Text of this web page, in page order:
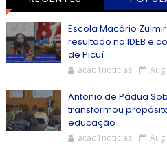
Escola Macário
resultado no IDEB e
de Picuí
acao1noticias Aug
Antonio de Pádua
transformou
educação
acao1noticias Aug